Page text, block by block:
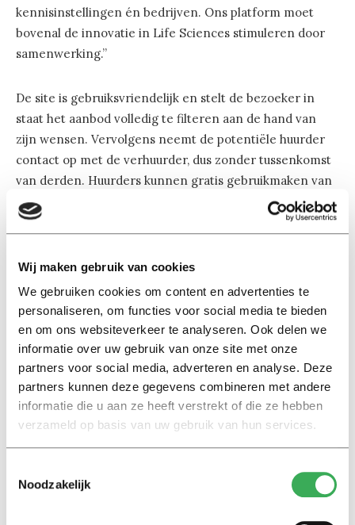
Wij maken gebruik van cookies
We gebruiken cookies om content en advertenties te
personaliseren, om functies voor social media te bieden
en om ons websiteverkeer te analyseren. Ook delen we
informatie over uw gebruik van onze site met onze
partners voor social media, adverteren en analyse. Deze
partners kunnen deze gegevens combineren met andere
informatie die u aan ze heeft verstrekt of die ze hebben
verzameld op basis van uw gebruik van hun services.
Noodzakelijk
kennisinstellingen én bedrijven. Ons platform moet
bovenal de innovatie in Life Sciences stimuleren door
samenwerking.”
De site is gebruiksvriendelijk en stelt de bezoeker in
staat het aanbod volledig te filteren aan de hand van
zijn wensen. Vervolgens neemt de potentiële huurder
contact op met de verhuurder, dus zonder tussenkomst
van derden. Huurders kunnen gratis gebruikmaken van
LabForRent. Verhuurders adverteren tegen betaling.
slagen lijkt groot. De initiatiefnemers denken daarom
nu al aan uitbreiding van het dienstenpakket. “Ook
hoogwaardige laboratoriumapparatuur, technische
expertise en contractonderzoek komen in aanmerking
voor bemiddeling.” Ook voorzien de oprichters een stap
over de grens. Om die reden is de website meertalig
opgezet.